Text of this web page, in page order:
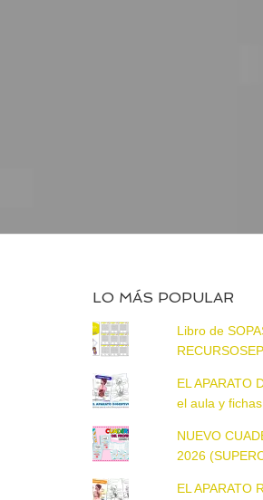
LO MÁS POPULAR
Libro de
RECURSOSEP
EL APARATO
el aula y
NUEVO
2026
EL APARATO